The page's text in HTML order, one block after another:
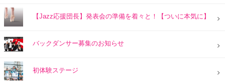
【Jazz応援団長】発表会の準備を着々と！【ついに本気に】
バックダンサー募集のお知らせ
初体験ステージ